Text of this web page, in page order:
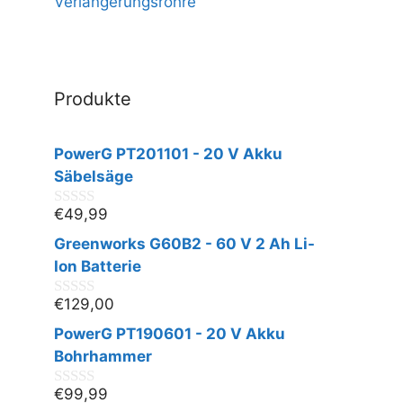
Produkte
PowerG PT201101 - 20 V Akku
Säbelsäge
0
v
o
n
€49,99
Greenworks G60B2 - 60 V 2 Ah Li-
Ion Batterie
0
v
o
n
€129,00
PowerG PT190601 - 20 V Akku
Bohrhammer
0
€99,99